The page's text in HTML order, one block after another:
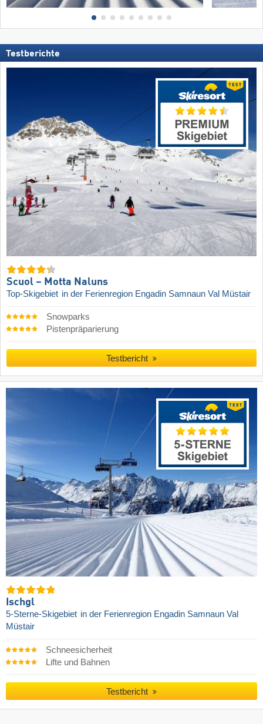
Testberichte
Scuol – Motta Naluns
Top-Skigebiet in der Ferienregion Engadin Samnaun Val Müstair
Snowparks
Pistenpräparierung
Testbericht
Ischgl
5-Sterne-Skigebiet in der Ferienregion Engadin Samnaun Val
Müstair
Schneesicherheit
Lifte und Bahnen
Testbericht